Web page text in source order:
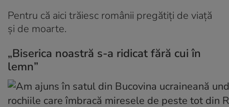
Pentru că aici trăiesc românii pregătiți de viață
și de moarte.
„Biserica noastră s-a ridicat fără cui în
lemn”